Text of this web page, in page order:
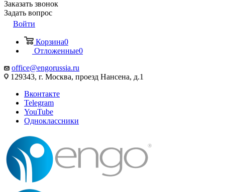
Заказать звонок
Задать вопрос
Войти
Корзина0
Отложенные0
office@engorussia.ru
129343, г. Москва, проезд Нансена, д.1
Вконтакте
Telegram
YouTube
Одноклассники